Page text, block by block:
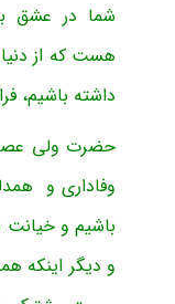
شما در عشق
هست که از
داشته باشیم،
حضرت ولی
وفاداری و
باشیم و خیانت
و دیگر اینکه